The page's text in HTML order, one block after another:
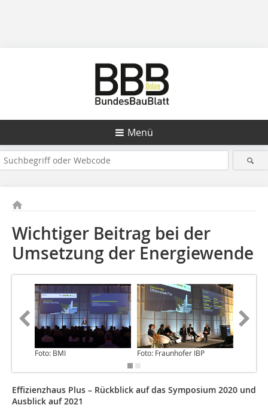
Menü
Wichtiger Beitrag bei der
Umsetzung der Energiewende
Foto: BMI Foto: Fraunhofer IBP
Effizienzhaus Plus ­– Rückblick auf das Symposium 2020 und
Ausblick auf 2021